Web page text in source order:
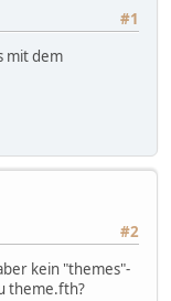
#1
mit dem
#2
kein "themes"-
theme.fth?